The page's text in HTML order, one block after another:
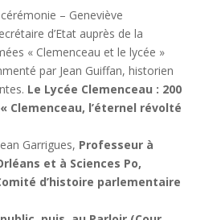
– Geneviève
d’Etat auprès de la
« Clemenceau et le lycée »
par Jean Guiffan, historien
Le Lycée Clemenceau : 200
Clemenceau, l’éternel révolté
Garrigues, Professeur à
et à Sciences Po,
d’histoire parlementaire